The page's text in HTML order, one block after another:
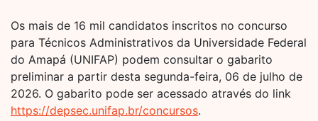
Os mais de 16 mil candidatos inscritos no concurso
para Técnicos Administrativos da Universidade Federal
do Amapá (UNIFAP) podem consultar o gabarito
preliminar a partir desta segunda-feira, 06 de julho de
2026. O gabarito pode ser acessado através do link
https://depsec.unifap.br/concursos.